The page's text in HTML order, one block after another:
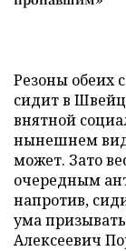
Резоны обеих
сидит в
внятной
нынешнем
может. Зато
очередным
напротив,
ума
Алексеевич